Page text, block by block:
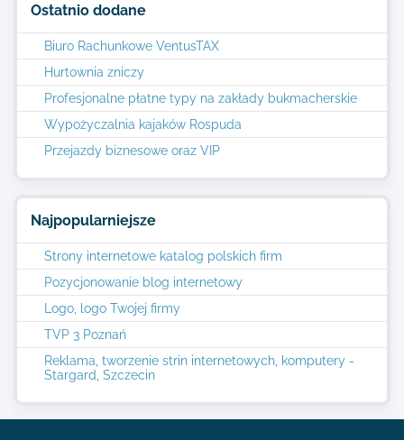
Ostatnio dodane
Biuro Rachunkowe VentusTAX
Hurtownia zniczy
Profesjonalne płatne typy na zakłady bukmacherskie
Wypożyczalnia kajaków Rospuda
Przejazdy biznesowe oraz VIP
Najpopularniejsze
Strony internetowe katalog polskich firm
Pozycjonowanie blog internetowy
Logo, logo Twojej firmy
TVP 3 Poznań
Reklama, tworzenie strin internetowych, komputery -
Stargard, Szczecin